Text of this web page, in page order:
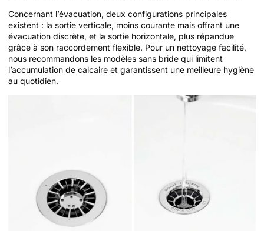
Concernant l’évacuation, deux configurations principales
existent : la sortie verticale, moins courante mais offrant une
évacuation discrète, et la sortie horizontale, plus répandue
grâce à son raccordement flexible. Pour un nettoyage facilité,
nous recommandons les modèles sans bride qui limitent
l’accumulation de calcaire et garantissent une meilleure hygiène
au quotidien.